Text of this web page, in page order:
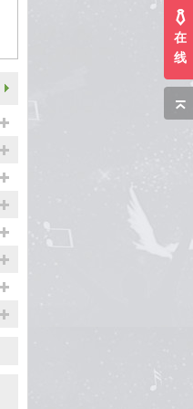
在
线